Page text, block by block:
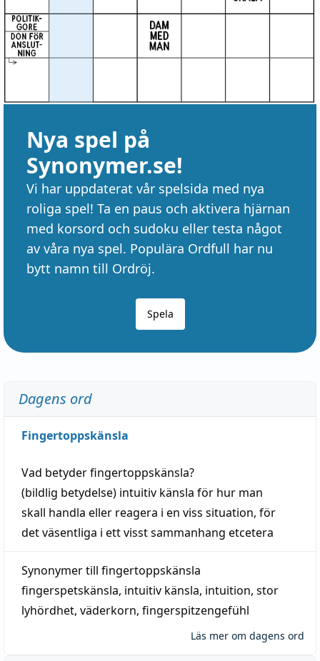
Nya spel på
Synonymer.se!
Vi har uppdaterat vår spelsida med nya
roliga spel! Ta en paus och aktivera hjärnan
med korsord och sudoku eller testa något
av våra nya spel. Populära Ordfull har nu
bytt namn till Ordröj.
Spela
Dagens ord
Fingertoppskänsla
Vad betyderfingertoppskänsla?
(bildlig betydelse) intuitiv känsla för hur man
skall handla eller reagera i en viss situation, för
det väsentliga i ett visstsammanhang etcetera
Synonymer till fingertoppskänsla
fingerspetskänsla, intuitiv känsla, intuition, stor
lyhördhet, väderkorn, fingerspitzengefühl
Läs mer om dagens ord